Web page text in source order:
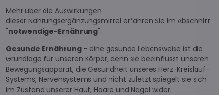
Mehr über die Auswirkungen
dieser Nahrungsergänzungsmittel erfahren Sie im Abschnitt
"notwendige-Ernährung".
Gesunde Ernährung - eine gesunde Lebensweise ist die
Grundlage für unseren Körper, denn sie beeinflusst unseren
Bewegungsapparat, die Gesundheit unseres Herz-Kreislauf-
Systems, Nervensystems und nicht zuletzt spiegelt sie sich
im Zustand unserer Haut, Haare und Nägel wider.